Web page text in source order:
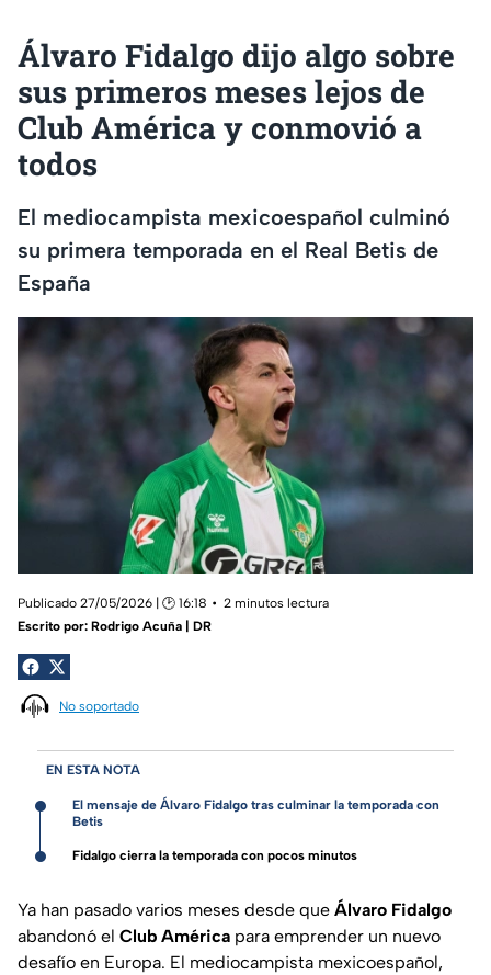
Álvaro Fidalgo dijo algo sobre
sus primeros meses lejos de
Club América y conmovió a
todos
El mediocampista mexicoespañol culminó
su primera temporada en el Real Betis de
España
Publicado 27/05/2026 | 🕑 16:18
2 minutos lectura
Escrito por: Rodrigo Acuña | DR
No soportado
EN ESTA NOTA
El mensaje de Álvaro Fidalgo tras culminar la temporada con
Betis
Fidalgo cierra la temporada con pocos minutos
Ya han pasado varios meses desde que Álvaro Fidalgo
abandonó el Club América para emprender un nuevo
desafío en Europa. El mediocampista mexicoespañol,